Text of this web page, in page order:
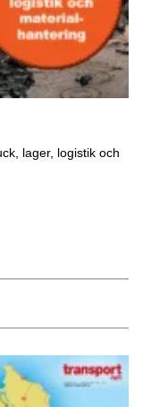
lager, logistik och